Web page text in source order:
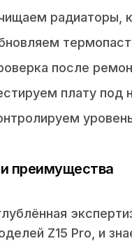
радиаторы,
после
плату под
преимущества
Z15 Pro, и